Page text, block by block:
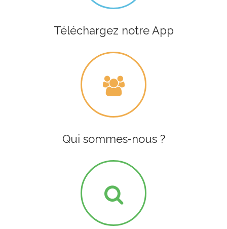
Téléchargez notre App
Qui sommes-nous ?